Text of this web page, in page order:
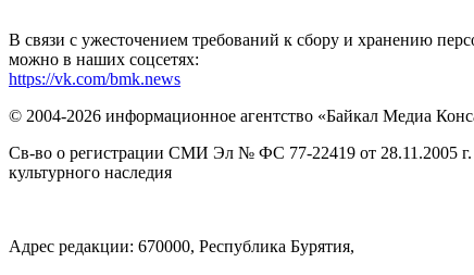
В связи с ужесточением требований к сбору и хранению
можно в наших соцсетях:
https://vk.com/bmk.news
© 2004-2026 информационное агентство «Байкал Медиа
Св-во о регистрации СМИ Эл № ФС 77-22419 от 28.11.2005 г.
культурного наследия
Адрес редакции: 670000, Республика Бурятия,